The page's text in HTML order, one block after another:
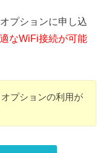
プションに申し込
なWiFi接続が可能
プションの利用が